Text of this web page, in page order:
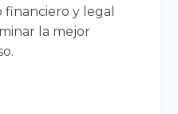
financiero y legal
la mejor